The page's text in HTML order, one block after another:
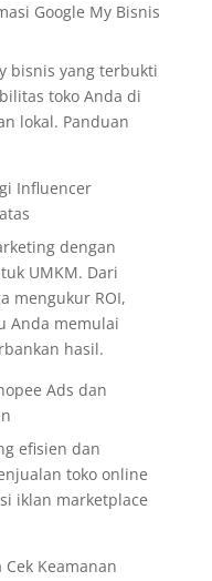
Google My Bisnis
bisnis yang terbukti
toko Anda di
lokal. Panduan
Influencer
dengan
UMKM. Dari
mengukur ROI,
Anda memulai
hasil.
Ads dan
efisien dan
toko online
iklan marketplace
Cek Keamanan